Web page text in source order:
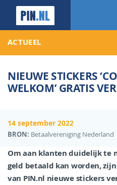
ACTUEEL
NIEUWE STICKERS
WELKOM’ GRATIS
14 september 2022
BRON: Betaalvereniging Nederland
Om aan klanten duidelijk te
geld betaald kan worden,
van PIN.nl nieuwe stickers